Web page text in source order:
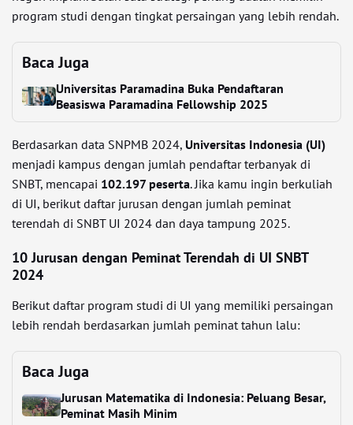
program studi dengan tingkat persaingan yang lebih rendah.
Baca Juga
Universitas Paramadina Buka Pendaftaran
Beasiswa Paramadina Fellowship 2025
Berdasarkan data SNPMB 2024, Universitas Indonesia (UI)
menjadi kampus dengan jumlah pendaftar terbanyak di
SNBT, mencapai 102.197 peserta. Jika kamu ingin berkuliah
di UI, berikut daftar jurusan dengan jumlah peminat
terendah di SNBT UI 2024 dan daya tampung 2025.
10 Jurusan dengan Peminat Terendah di UI SNBT
2024
Berikut daftar program studi di UI yang memiliki persaingan
lebih rendah berdasarkan jumlah peminat tahun lalu:
Baca Juga
Jurusan Matematika di Indonesia: Peluang Besar,
Peminat Masih Minim